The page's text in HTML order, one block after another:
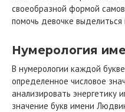
своеобразной формой
помочь девочке
Нумерология
В нумерологии каждой
определенное числовое
анализировать энергетику
значение букв имени